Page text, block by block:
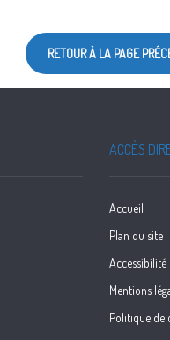
RETOUR À LA PAGE
ACCÈS
Accueil
Plan du site
Accessibilité
Mentions
Politique de